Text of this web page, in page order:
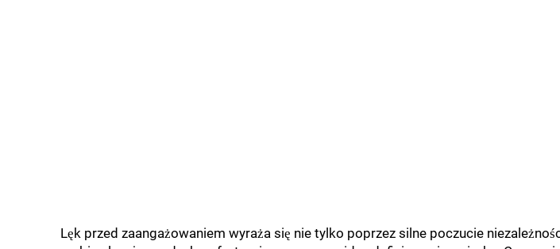
Lęk przed zaangażowaniem wyraża się nie tylko poprzez silne poczucie